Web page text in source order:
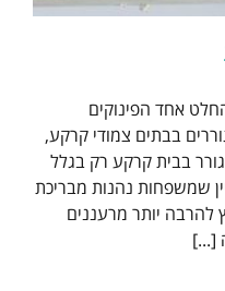
אחד הפינוקים
בבתים צמודי קרקע,
בבית קרקע רק בגלל
שמשפחות נהנות מבריכת
להרבה יותר מרעננים
[...]